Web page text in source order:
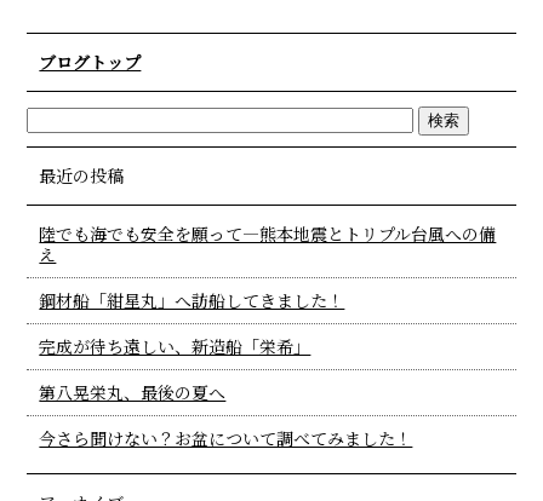
ブログトップ
最近の投稿
陸でも海でも安全を願って―熊本地震とトリプル台風への備
え
鋼材船「紺星丸」へ訪船してきました！
完成が待ち遠しい、新造船「栄希」
第八晃栄丸、最後の夏へ
今さら聞けない？お盆について調べてみました！